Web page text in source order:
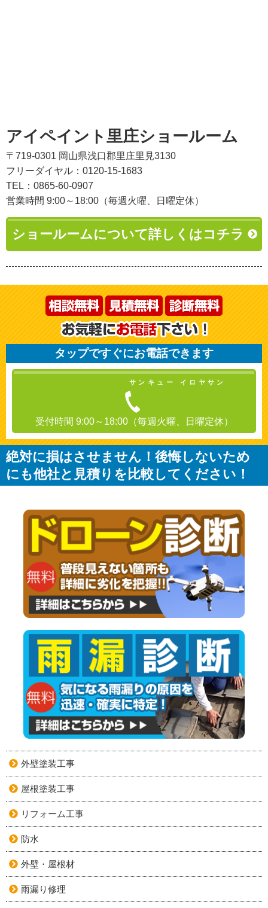
アイペイント里庄ショールーム
〒719-0301 岡山県浅口郡里庄里見3130
フリーダイヤル：0120-15-1683
TEL：0865-60-0907
営業時間 9:00～18:00（毎週火曜、日曜定休）
ショールームについて詳しくはコチラ
タップですぐにお電話できます
サンキュー イロヤサン
受付時間 9:00～18:00（毎週火曜、日曜定休）
絶対に損はさせません！後悔しないため
にも他社と見積りを比較してください！
外壁塗装工事
屋根塗装工事
リフォーム工事
防水
外壁・屋根材
雨漏り修理